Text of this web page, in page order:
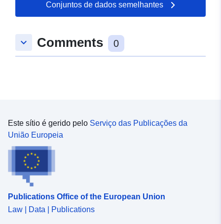
Conjuntos de dados semelhantes
keyboard_arrow_down Comments 0
Este sítio é gerido pelo Serviço das Publicações da
União Europeia
Publications Office of the European Union
Law | Data | Publications